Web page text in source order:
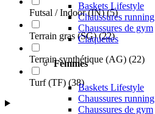
Baskets Lifestyle
Chaussures running
Chaussures de gym
Claquettes
Femmes
Baskets Lifestyle
Chaussures running
Chaussures de gym
Futsal / Indoor (IN) (5)
Terrain gras (SG) (22)
Terrain synthétique (AG) (22)
Turf (TF) (38)